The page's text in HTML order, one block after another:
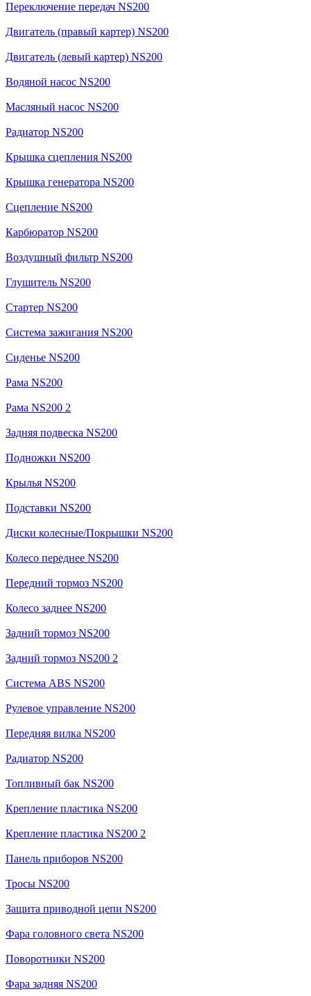
Переключение передач NS200
Двигатель (правый картер) NS200
Двигатель (левый картер) NS200
Водяной насос NS200
Масляный насос NS200
Радиатор NS200
Крышка сцепления NS200
Крышка генератора NS200
Сцепление NS200
Карбюратор NS200
Воздушный фильтр NS200
Глушитель NS200
Стартер NS200
Система зажигания NS200
Сиденье NS200
Рама NS200
Рама NS200 2
Задняя подвеска NS200
Подножки NS200
Крылья NS200
Подставки NS200
Диски колесные/Покрышки NS200
Колесо переднее NS200
Передний тормоз NS200
Колесо заднее NS200
Задний тормоз NS200
Задний тормоз NS200 2
Система ABS NS200
Рулевое управление NS200
Передняя вилка NS200
Радиатор NS200
Топливный бак NS200
Крепление пластика NS200
Крепление пластика NS200 2
Панель приборов NS200
Тросы NS200
Защита приводной цепи NS200
Фара головного света NS200
Поворотники NS200
Фара задняя NS200